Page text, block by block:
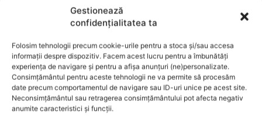
Gestionează
confidențialitatea ta
Folosim tehnologii precum cookie-urile pentru a stoca și/sau accesa
informații despre dispozitiv. Facem acest lucru pentru a îmbunătăți
experiența de navigare și pentru a afișa anunțuri (ne)personalizate.
Consimțământul pentru aceste tehnologii ne va permite să procesăm
date precum comportamentul de navigare sau ID-uri unice pe acest site.
Neconsimțământul sau retragerea consimțământului pot afecta negativ
anumite caracteristici și funcții.
SANATATE COPII
4 dintre cele mai frecvente boli ale copilariei